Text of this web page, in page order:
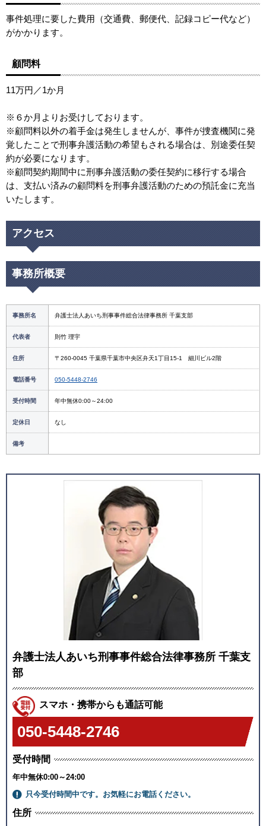
事件処理に要した費用（交通費、郵便代、記録コピー代など）
がかかります。
顧問料
11万円／1か月
※６か月よりお受けしております。
※顧問料以外の着手金は発生しませんが、事件が捜査機関に発
覚したことで刑事弁護活動の希望もされる場合は、別途委任契
約が必要になります。
※顧問契約期間中に刑事弁護活動の委任契約に移行する場合
は、支払い済みの顧問料を刑事弁護活動のための預託金に充当
いたします。
アクセス
事務所概要
事務所名 弁護士法人あいち刑事事件総合法律事務所 千葉支部
代表者 則竹 理宇
住所 〒260-0045 千葉県千葉市中央区弁天1丁目15-1 細川ビル2階
電話番号 050-5448-2746
受付時間 年中無休0:00～24:00
定休日 なし
備考
弁護士法人あいち刑事事件総合法律事務所 千葉支
部
スマホ・携帯からも通話可能
050-5448-2746
受付時間
年中無休0:00～24:00
只今受付時間中です。 お気軽にお電話ください。
住所